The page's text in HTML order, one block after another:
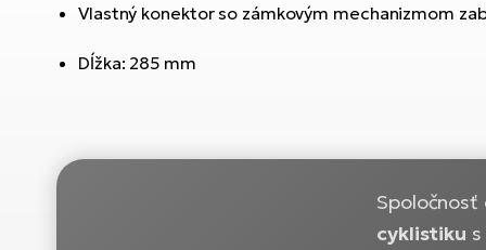
Vlastný konektor so zámkovým mechanizmom
Dĺžka: 285 mm
Spoločnosť
cyklistiku